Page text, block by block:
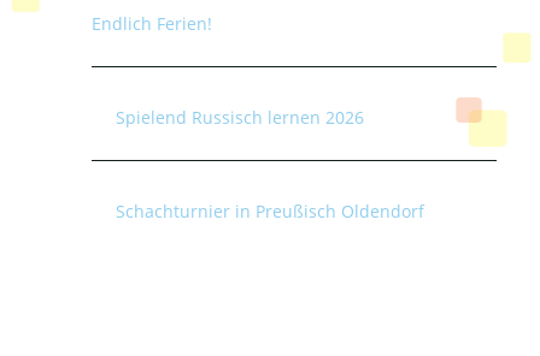
Endlich Ferien!
Spielend Russisch lernen 2026
Schachturnier in Preußisch Oldendorf